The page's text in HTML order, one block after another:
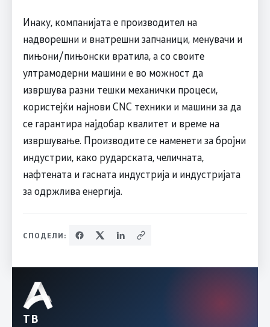
Инаку, компанијата е производител на
надворешни и внатрешни запчаници, менувачи и
пињони/пињонски вратила, а со своите
ултрамодерни машини е во можност да
извршува разни тешки механички процеси,
користејќи најнови CNC техники и машини за да
се гарантира најдобар квалитет и време на
извршување. Производите се наменети за бројни
индустрии, како рударската, челичната,
нафтената и гасната индустрија и индустријата
за одржлива енергија.
СПОДЕЛИ:
ТВ